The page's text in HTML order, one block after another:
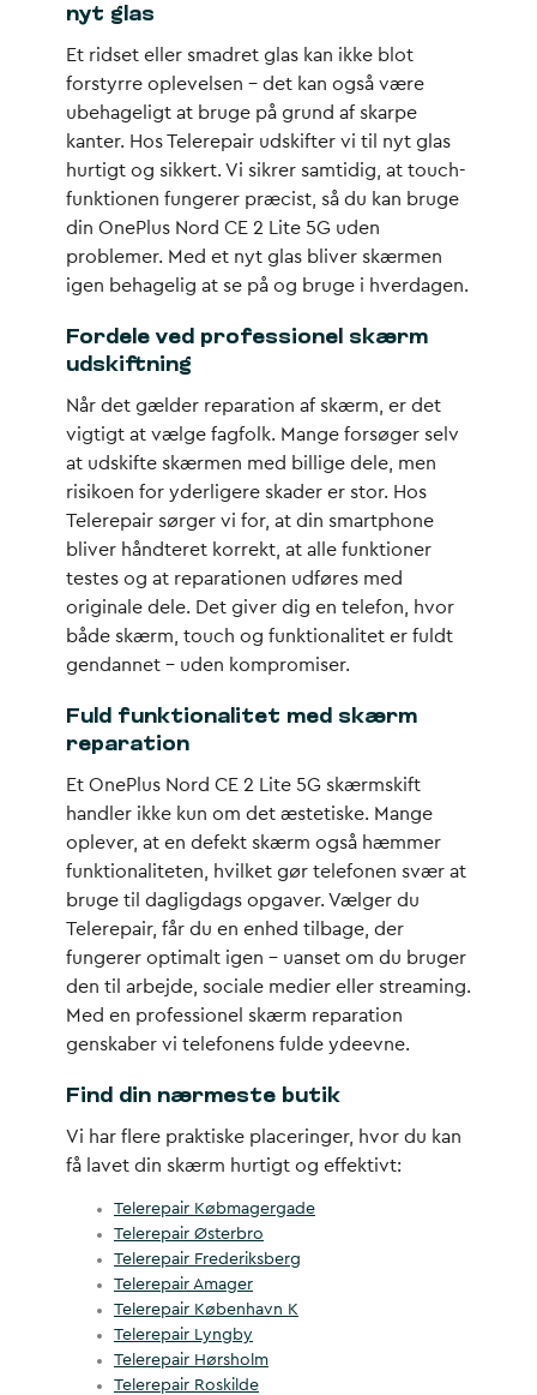
nyt glas
Et ridset eller smadret glas kan ikke blot
forstyrre oplevelsen – det kan også være
ubehageligt at bruge på grund af skarpe
kanter. Hos Telerepair udskifter vi til nyt glas
hurtigt og sikkert. Vi sikrer samtidig, at touch-
funktionen fungerer præcist, så du kan bruge
din OnePlus Nord CE 2 Lite 5G uden
problemer. Med et nyt glas bliver skærmen
igen behagelig at se på og bruge i hverdagen.
Fordele ved professionel skærm
udskiftning
Når det gælder reparation af skærm, er det
vigtigt at vælge fagfolk. Mange forsøger selv
at udskifte skærmen med billige dele, men
risikoen for yderligere skader er stor. Hos
Telerepair sørger vi for, at din smartphone
bliver håndteret korrekt, at alle funktioner
testes og at reparationen udføres med
originale dele. Det giver dig en telefon, hvor
både skærm, touch og funktionalitet er fuldt
gendannet – uden kompromiser.
Fuld funktionalitet med skærm
reparation
Et OnePlus Nord CE 2 Lite 5G skærmskift
handler ikke kun om det æstetiske. Mange
oplever, at en defekt skærm også hæmmer
funktionaliteten, hvilket gør telefonen svær at
bruge til dagligdags opgaver. Vælger du
Telerepair, får du en enhed tilbage, der
fungerer optimalt igen – uanset om du bruger
den til arbejde, sociale medier eller streaming.
Med en professionel skærm reparation
genskaber vi telefonens fulde ydeevne.
Find din nærmeste butik
Vi har flere praktiske placeringer, hvor du kan
få lavet din skærm hurtigt og effektivt:
Telerepair Købmagergade
Telerepair Østerbro
Telerepair Frederiksberg
Telerepair Amager
Telerepair København K
Telerepair Lyngby
Telerepair Hørsholm
Telerepair Roskilde